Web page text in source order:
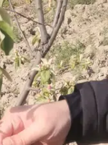
Diyarbakır
Edirne
Elazığ
Erzincan
Erzurum